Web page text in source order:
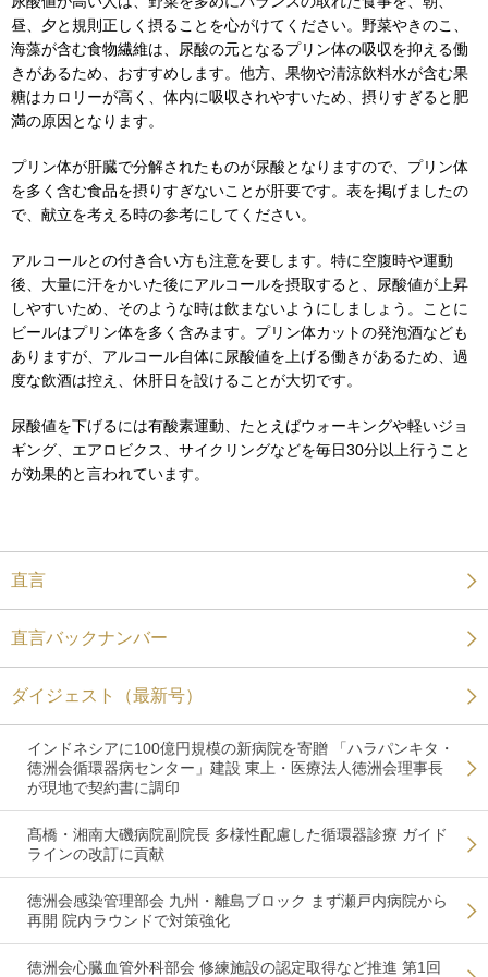
昼、夕と規則正しく摂ることを心がけてください。野菜やきのこ、
海藻が含む食物繊維は、尿酸の元となるプリン体の吸収を抑える働
きがあるため、おすすめします。他方、果物や清涼飲料水が含む果
糖はカロリーが高く、体内に吸収されやすいため、摂りすぎると肥
満の原因となります。
プリン体が肝臓で分解されたものが尿酸となりますので、プリン体
を多く含む食品を摂りすぎないことが肝要です。表を掲げましたの
で、献立を考える時の参考にしてください。
アルコールとの付き合い方も注意を要します。特に空腹時や運動
後、大量に汗をかいた後にアルコールを摂取すると、尿酸値が上昇
しやすいため、そのような時は飲まないようにしましょう。ことに
ビールはプリン体を多く含みます。プリン体カットの発泡酒なども
ありますが、アルコール自体に尿酸値を上げる働きがあるため、過
度な飲酒は控え、休肝日を設けることが大切です。
尿酸値を下げるには有酸素運動、たとえばウォーキングや軽いジョ
ギング、エアロビクス、サイクリングなどを毎日30分以上行うこと
が効果的と言われています。
直言
直言バックナンバー
ダイジェスト（最新号）
インドネシアに100億円規模の新病院を寄贈 「ハラパンキタ・
徳洲会循環器病センター」建設 東上・医療法人徳洲会理事長
が現地で契約書に調印
髙橋・湘南大磯病院副院長 多様性配慮した循環器診療 ガイド
ラインの改訂に貢献
徳洲会感染管理部会 九州・離島ブロック まず瀬戸内病院から
再開 院内ラウンドで対策強化
徳洲会心臓血管外科部会 修練施設の認定取得など推進 第1回